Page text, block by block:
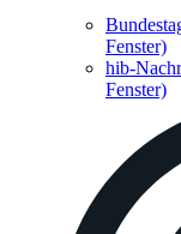
Fenster)
hib-
Fenster)